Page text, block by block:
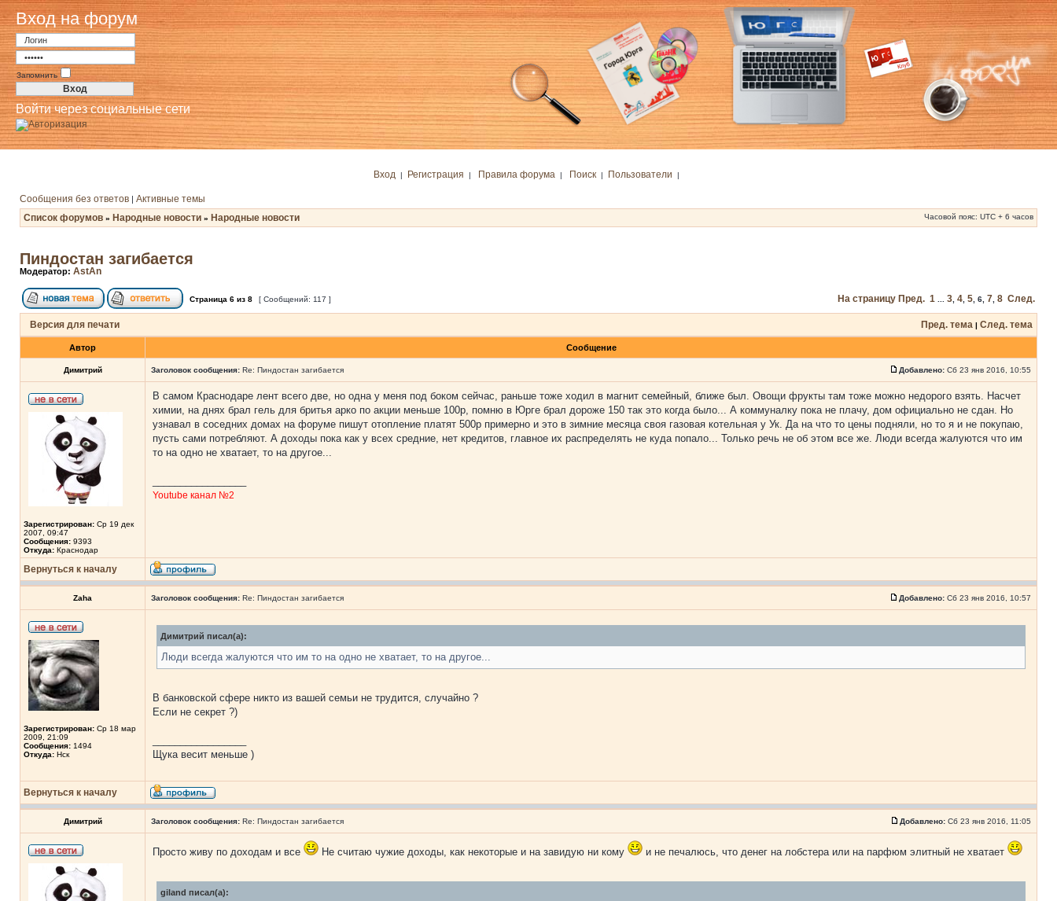
Вход на форум
Запомнить
Войти через социальные сети
Вход | Регистрация | Правила форума | Поиск| Пользователи |
Сообщения без ответов | Активные темы
Список форумов » Народные новости » Народные новости Часовой пояс: UTC + 6 часов
Пиндостан загибается
Модератор: AstAn
Страница 6 из 8 [ Сообщений: 117 ] На страницу Пред. 1 3 4 5 6 7 8 След.
Версия для печати Пред. тема | След. тема
Автор Сообщение
Димитрий Заголовок сообщения: Re: Пиндостан загибается Добавлено: Сб 23 янв 2016, 10:55
Зарегистрирован: Ср 19 дек
2007, 09:47
Сообщения: 9393
Откуда: Краснодар
В самом Краснодаре лент всего две, но одна у меня под боком сейчас, раньше тоже ходил в магнит семейный, ближе был. Овощи фрукты там тоже можно недорого взять. Насчет
химии, на днях брал гель для бритья арко по акции меньше 100р, помню в Юрге брал дороже 150 так это когда было... А коммуналку пока не плачу, дом официально не сдан. Но
узнавал в соседних домах на форуме пишут отопление платят 500р примерно и это в зимние месяца своя газовая котельная у Ук. Да на что то цены подняли, но то я и не покупаю,
пусть сами потребляют. А доходы пока как у всех средние, нет кредитов, главное их распределять не куда попало... Только речь не об этом все же. Люди всегда жалуются что им
то на одно не хватает, то на другое...
Youtube канал №2
Вернуться к началу
Zaha Заголовок сообщения: Re: Пиндостан загибается Добавлено: Сб 23 янв 2016, 10:57
Зарегистрирован: Ср 18 мар
2009, 21:09
Сообщения: 1494
Откуда: Нск
Димитрий писал(а):
Люди всегда жалуются что им то на одно не хватает, то на другое...
В банковской сфере никто из вашей семьи не трудится, случайно ?
Если не секрет ?)
Щука весит меньше )
Вернуться к началу
Димитрий Заголовок сообщения: Re: Пиндостан загибается Добавлено: Сб 23 янв 2016, 11:05
Просто живу по доходам и все Не считаю чужие доходы, как некоторые и на завидую ни кому и не печалюсь, что денег на лобстера или на парфюм элитный не хватает
giland писал(а):